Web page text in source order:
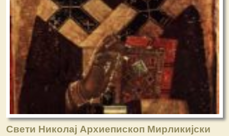
Свети Николај Архиепископ Мирликијски